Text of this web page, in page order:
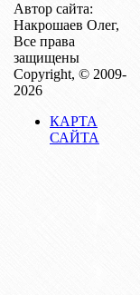
Автор сайта:
Накрошаев Олег,
Все права
защищены
Copyright, © 2009-
2026
КАРТА
САЙТА